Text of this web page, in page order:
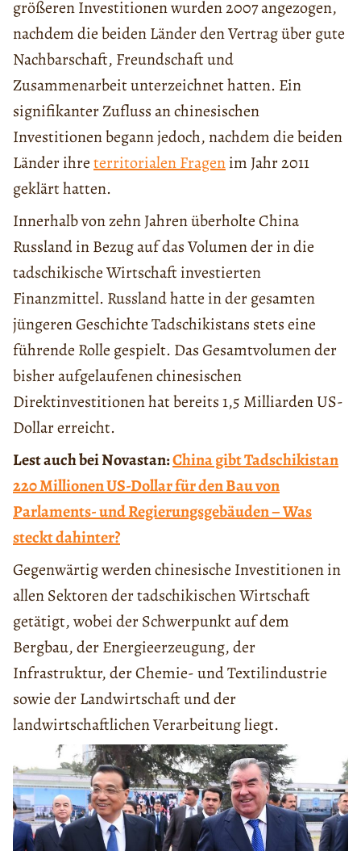
größeren Investitionen wurden 2007 angezogen,
nachdem die beiden Länder den Vertrag über gute
Nachbarschaft, Freundschaft und
Zusammenarbeit unterzeichnet hatten. Ein
signifikanter Zufluss an chinesischen
Investitionen begann jedoch, nachdem die beiden
Länder ihreterritorialen Fragenim Jahr 2011
geklärt hatten.
Innerhalb von zehn Jahren überholte China
Russland in Bezug auf das Volumen der in die
tadschikische Wirtschaft investierten
Finanzmittel. Russland hatte in der gesamten
jüngeren Geschichte Tadschikistans stets eine
führende Rolle gespielt. Das Gesamtvolumen der
bisher aufgelaufenen chinesischen
Direktinvestitionen hat bereits 1,5 Milliarden US-
Dollar erreicht.
Lest auch bei Novastan:China gibt Tadschikistan
220 Millionen US-Dollar für den Bau von
Parlaments- und Regierungsgebäuden – Was
steckt dahinter?
Gegenwärtig werden chinesische Investitionen in
allen Sektoren der tadschikischen Wirtschaft
getätigt, wobei der Schwerpunkt auf dem
Bergbau, der Energieerzeugung, der
Infrastruktur, der Chemie- und Textilindustrie
sowie der Landwirtschaft und der
landwirtschaftlichen Verarbeitung liegt.